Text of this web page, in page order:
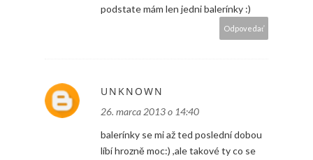
podstate mám len jedni balerínky :)
Odpovedať
UNKNOWN
26. marca 2013 o 14:40
balerínky se mi až ted poslední dobou
líbí hrozně moc:) ,ale takové ty co se